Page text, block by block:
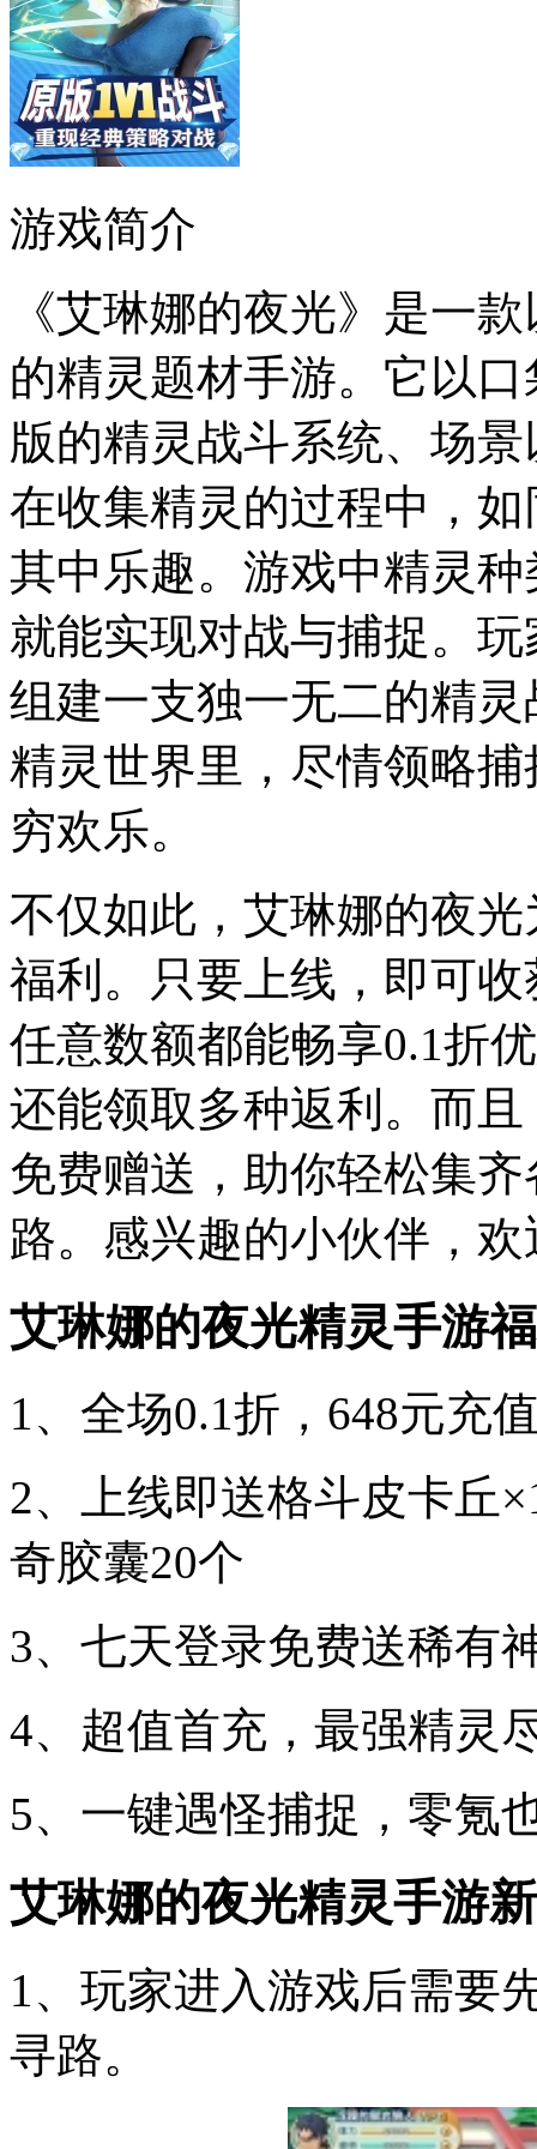
游戏简介
《艾琳娜的夜光》是一
的精灵题材手游。它以
版的精灵战斗系统、场
在收集精灵的过程中，
其中乐趣。游戏中精灵
就能实现对战与捕捉。
组建一支独一无二的精
精灵世界里，尽情领略
穷欢乐。
不仅如此，艾琳娜的夜
福利。只要上线，即可
任意数额都能畅享0.1折
还能领取多种返利。而
免费赠送，助你轻松集
路。感兴趣的小伙伴，
艾琳娜的夜光精灵手游
1、全场0.1折，648元充
2、上线即送格斗皮卡丘
奇胶囊20个
3、七天登录免费送稀有
4、超值首充，最强精灵
5、一键遇怪捕捉，零氪
艾琳娜的夜光精灵手游
1、玩家进入游戏后需要
寻路。